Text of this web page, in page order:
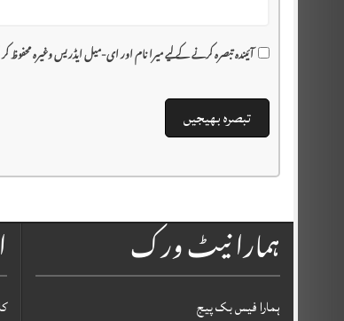
آئیندہ تبصرہ کرنے کے لیے میرا نام اور ای-میل ایڈریس وغیرہ محفوظ
ہمارا نیٹ ورک
ہمارا فیس بک پیج